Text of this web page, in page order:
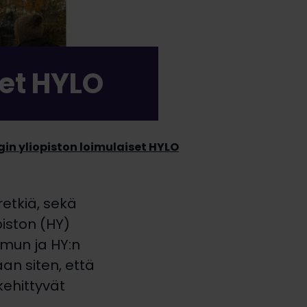
yliopiston loimulaiset HYLO
HYLO
sekä
(HY)
ja HY:n
siten, että